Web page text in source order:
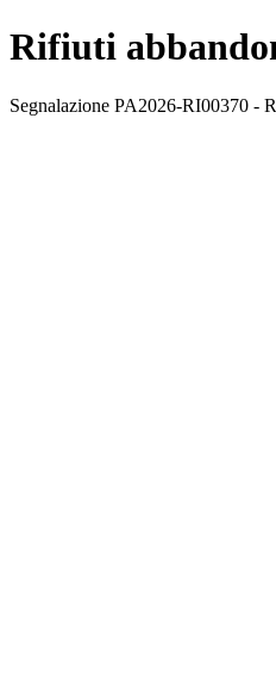
Rifiuti
Segnalazione PA2026-RI00370 -